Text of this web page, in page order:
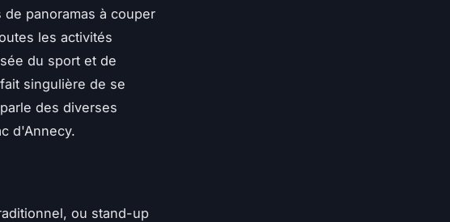
panoramas à couper
les activités
du sport et de
singulière de se
des diverses
d'Annecy.
ou stand-up